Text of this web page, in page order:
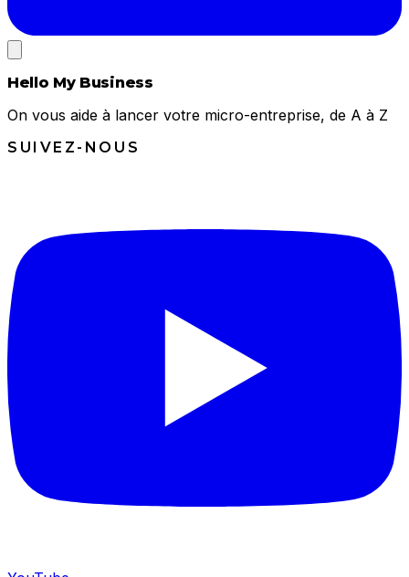
Hello My Business
On vous aide à lancer votre micro-entreprise, de A à Z
SUIVEZ-NOUS